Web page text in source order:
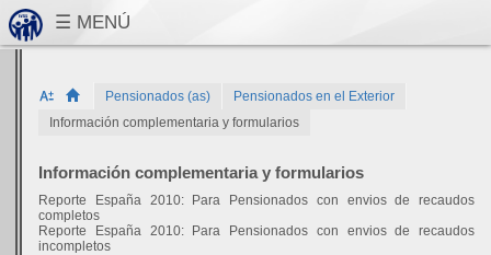
Pensionados (as)
Pensionados en el Exterior
Información complementaria y formularios
Información complementaria y formularios
Reporte España 2010: Para Pensionados con envios de recaudos
completos
Reporte España 2010: Para Pensionados con envios de recaudos
incompletos